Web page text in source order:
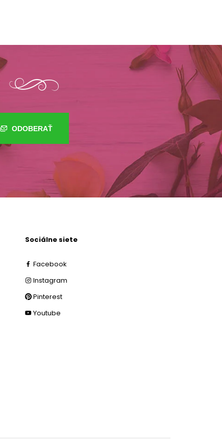
ODOBERAŤ
Sociálne siete
Facebook
Instagram
Pinterest
Youtube